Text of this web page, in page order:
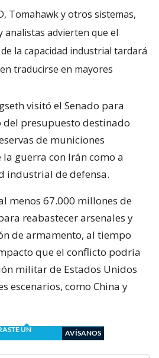
Tomahawk y otros sistemas,
advierten que el
la capacidad industrial tardará
traducirse en mayores
visitó el Senado para
presupuesto destinado
de municiones
guerra con Irán como a
industrial de defensa.
menos 67.000 millones de
reabastecer arsenales y
de armamento, al tiempo
que el conflicto podría
militar de Estados Unidos
escenarios, como China y
UN
AVÍSANOS